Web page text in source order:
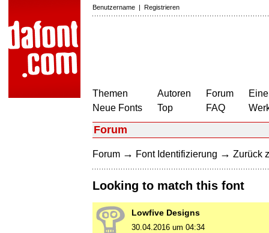
Benutzername | Registrieren
Themen
Neue Fonts
Autoren
Top
Forum
FAQ
Forum
Forum → Font Identifizierung → Zurück
Looking to match this font
Lowfive Designs
30.04.2016 um 04:34